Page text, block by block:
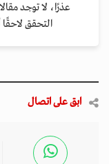
عذرًا، لا توجد
التحقق
ابق على اتصال